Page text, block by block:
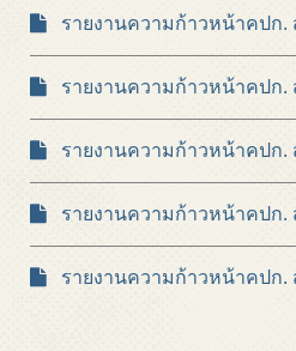
รายงานความก้าวหน้าคปก.
รายงานความก้าวหน้าคปก.
รายงานความก้าวหน้าคปก.
รายงานความก้าวหน้าคปก.
รายงานความก้าวหน้าคปก.